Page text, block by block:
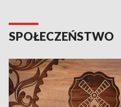
SPOŁECZEŃSTWO